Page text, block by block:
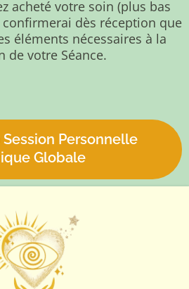
acheté votre soin (plus bas
confirmerai dès réception que
éléments nécessaires à la
de votre Séance.
Personnelle
Globale